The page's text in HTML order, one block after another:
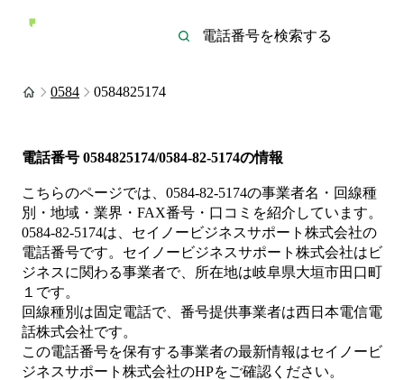
0584 0584825174
電話番号 0584825174/0584-82-5174の情報
こちらのページでは、 0584-82-5174の事業者名・回線種
別・地域・業界・FAX番号・口コミを紹介しています。
0584-82-5174は、 セイノービジネスサポート株式会社の
電話番号です。 セイノービジネスサポート株式会社は ビ
ジネスに関わる事業者で、所在地は岐阜県大垣市田口町
１ です。
回線種別は固定電話で、番号提供事業者は西日本電信電
話株式会社です。
この電話番号を保有する事業者の最新情報はセイノービ
ジネスサポート株式会社のHPをご確認ください。